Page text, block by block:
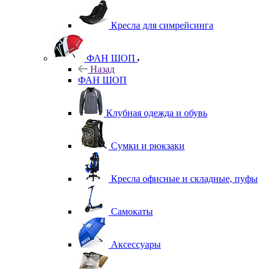
Кресла для симрейсинга
ФАН ШОП
Назад
ФАН ШОП
Клубная одежда и обувь
Сумки и рюкзаки
Кресла офисные и складные, пуфы
Самокаты
Аксессуары